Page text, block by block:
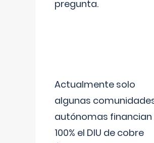
pregunta.
Actualmente solo
algunas
autónomas financian
100% el DIU de cobre